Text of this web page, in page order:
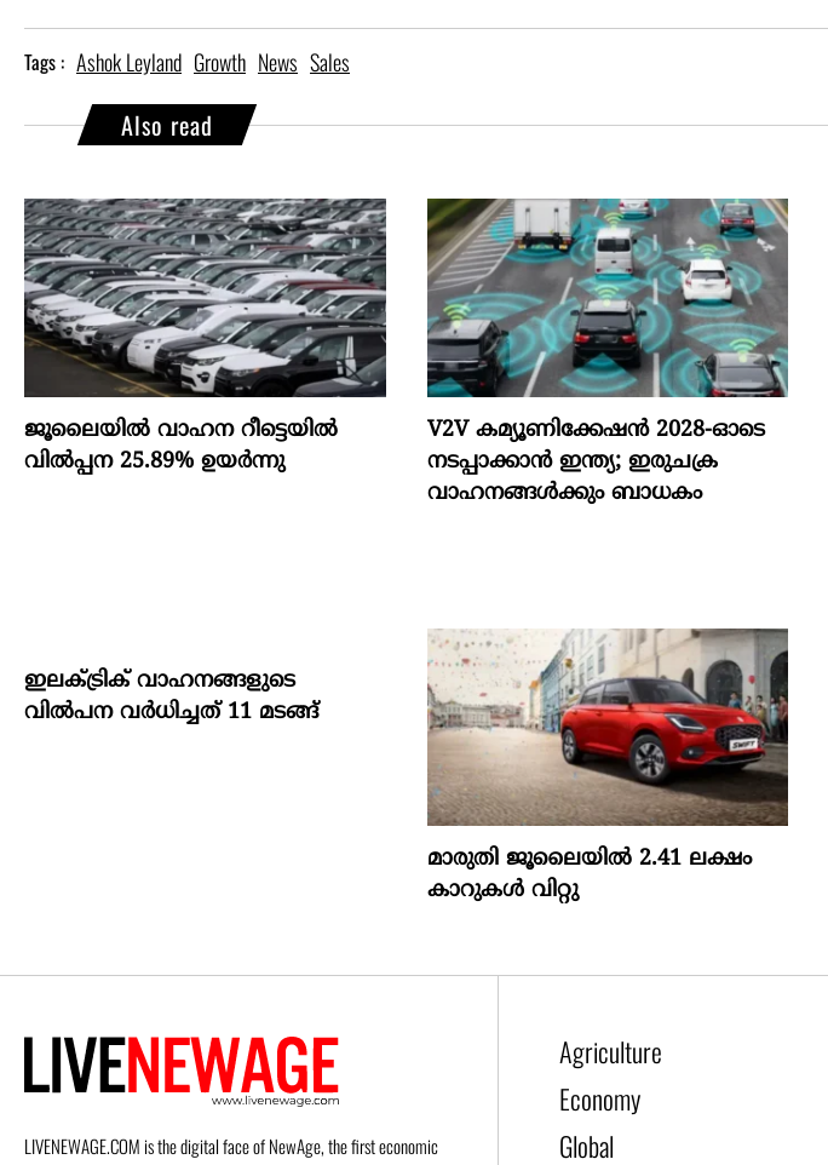
Tags : Ashok Leyland Growth News Sales
Also read
ജൂലൈയിൽ വാഹന റീട്ടെയിൽ
വിൽപ്പന 25.89% ഉയർന്നു
V2V കമ്യൂണിക്കേഷൻ 2028-ഓടെ
നടപ്പാക്കാൻ ഇന്ത്യ; ഇരുചക്ര
വാഹനങ്ങൾക്കും ബാധകം
ഇലക്ട്രിക് വാഹനങ്ങളുടെ
വിൽപന വർധിച്ചത് 11 മടങ്ങ്
മാരുതി ജൂലൈയിൽ 2.41 ലക്ഷം
കാറുകൾ വിറ്റു
LIVENEWAGE.COM is the digital face of NewAge, the first economic
Agriculture
Economy
Global